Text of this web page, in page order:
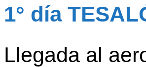
1° día
Llegada al